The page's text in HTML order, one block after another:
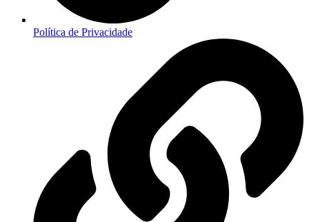
Política de Privacidade